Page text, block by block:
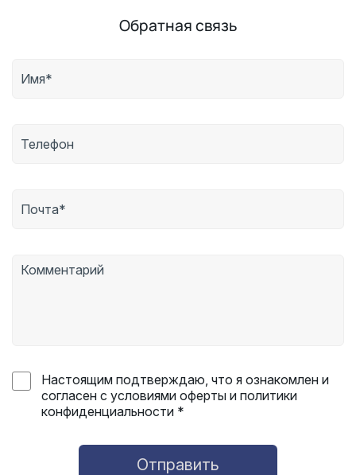
Обратная связь
Настоящим подтверждаю, что я ознакомлен и
согласен с условиями оферты и политики
конфиденциальности *
Отправить